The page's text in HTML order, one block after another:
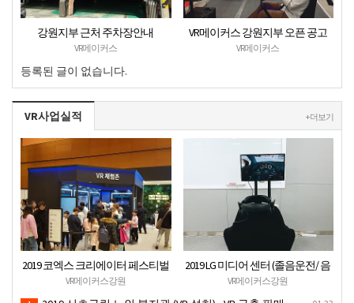
강원지부 근처 주차장안내
VR메이커스
VR메이커스 강원지부 오픈 공고
VR메이커스
등록된 글이 없습니다.
VR사업실적 + 더보기
2019 코엑스 크리에이터 페스티벌
VR체험 부스 (인기 VR 체험) - VR렌
탈대여 행사
VR메이커스강원
2019 LG 미디어 센터 (졸음운전/ 음
주운전 체험 행사) VR 체험 - VR 렌탈
대여 행사
VR메이커스강원